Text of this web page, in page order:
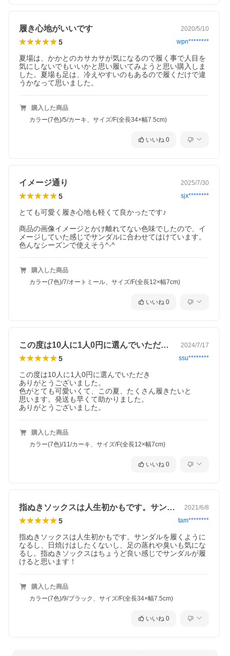
履き心地がいいです 2020/5/10
5 wpn********
夏場は、かかとのカサカサが気になるので履く事で人目を
気にしないでもいいかと思い履いてみようと思い購入しま
した。夏場も足は、冷えやすいのもあるので履くだけで違
うかなって思いました。
購入した商品
カラー(7色)/5/カーキ、サイズ/F(全長34×幅7.5cm)
いいね 0
イメージ通り 2025/7/30
5 sjx********
とても可愛く履き心地も軽くて良かったです♪
商品の画像イメージとかけ離れてない色味でしたので、イ
メージしていた感じでサンダルに合わせてはけています。
色んなシーズンで使えそう^-^
購入した商品
カラー(7色)/7/オートミール、サイズ/F(全長12×幅7cm)
いいね 0
この度は10人に1人0円に選んでいただ… 2024/7/17
5 ssu********
この度は10人に1人0円に選んでいただき
ありがとうございました。
色がとても可愛いくて、この夏、たくさん履きたいと
思います。発送も早くて助かりました。
ありがとうございました。
購入した商品
カラー(7色)/11/カーキ、サイズ/F(全長12×幅7cm)
いいね 0
指ぬきソックスは人生初かもです。サンダ… 2021/6/8
5 tam********
指ぬきソックスは人生初かもです。サンダルを履くように
なるし、日焼けはしたくないし、足の蒸れや臭いも気にな
るし。指ぬきソックスはちょうど良い感じでサンダルが履
けると思います！
購入した商品
カラー(7色)/9/ブラック、サイズ/F(全長34×幅7.5cm)
いいね 0